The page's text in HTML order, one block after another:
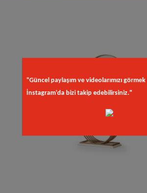
"Güncel paylaşım ve videolarımızı görmek
İnstagram'da bizi takip edebilirsiniz."